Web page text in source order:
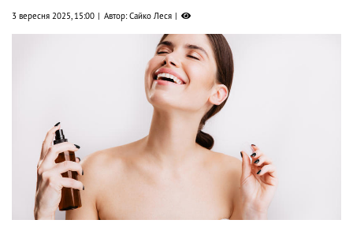
3 вересня 2025, 15:00 Автор: Сайко Леся